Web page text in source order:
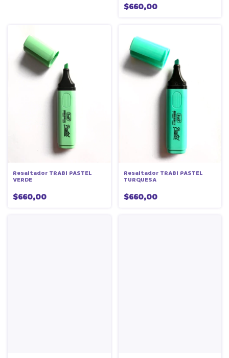
$660,00
Resaltador TRABI PASTEL
VERDE
$660,00
Resaltador TRABI PASTEL
TURQUESA
$660,00